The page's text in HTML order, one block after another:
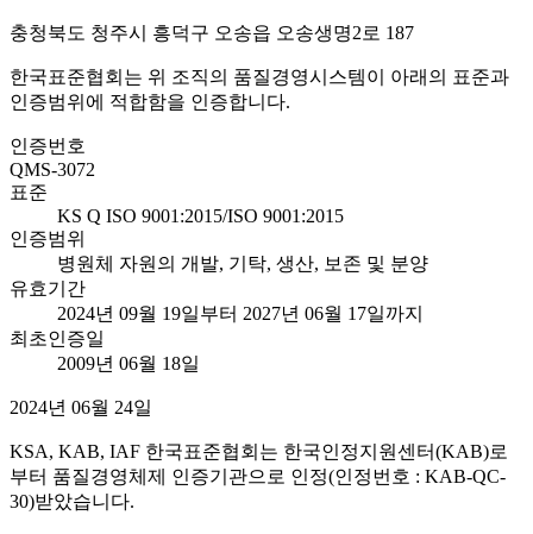
충청북도 청주시 흥덕구 오송읍 오송생명2로 187
한국표준협회는 위 조직의 품질경영시스템이 아래의 표준과
인증범위에 적합함을 인증합니다.
인증번호
QMS-3072
표준
KS Q ISO 9001:2015/ISO 9001:2015
인증범위
병원체 자원의 개발, 기탁, 생산, 보존 및 분양
유효기간
2024년 09월 19일부터 2027년 06월 17일까지
최초인증일
2009년 06월 18일
2024년 06월 24일
KSA, KAB, IAF 한국표준협회는 한국인정지원센터(KAB)로
부터 품질경영체제 인증기관으로 인정(인정번호 : KAB-QC-
30)받았습니다.